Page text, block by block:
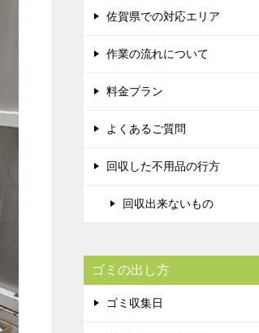
佐賀県での対応エリア
作業の流れについて
料金プラン
よくあるご質問
回収した不用品の行方
回収出来ないもの
ゴミの出し方
ゴミ収集日